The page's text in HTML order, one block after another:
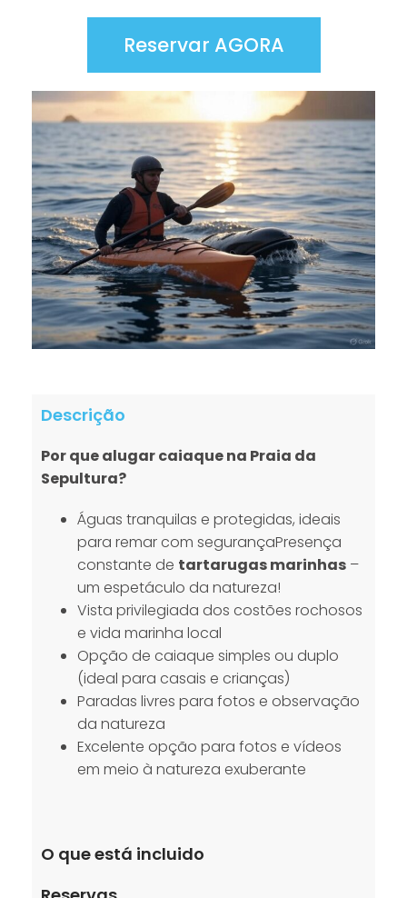
Reservar AGORA
Descrição
Por que alugar caiaque na Praia da
Sepultura?
Águas tranquilas e protegidas, ideais
para remar com segurançaPresença
constante de tartarugas marinhas –
um espetáculo da natureza!
Vista privilegiada dos costões rochosos
e vida marinha local
Opção de caiaque simples ou duplo
(ideal para casais e crianças)
Paradas livres para fotos e observação
da natureza
Excelente opção para fotos e vídeos
em meio à natureza exuberante
O que está incluido